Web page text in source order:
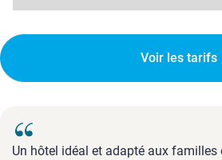
Voir les tarifs
Un hôtel idéal et adapté aux familles